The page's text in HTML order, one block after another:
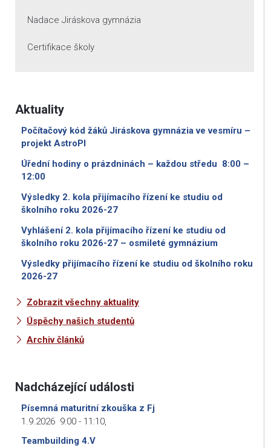
Nadace Jiráskova gymnázia
Certifikace školy
Aktuality
Počítačový kód žáků Jiráskova gymnázia ve vesmíru –
projekt AstroPI
Úřední hodiny o prázdninách – každou středu 8:00 –
12:00
Výsledky 2. kola přijímacího řízení ke studiu od
školního roku 2026-27
Vyhlášení 2. kola přijímacího řízení ke studiu od
školního roku 2026-27 – osmileté gymnázium
Výsledky přijímacího řízení ke studiu od školního roku
2026-27
Zobrazit všechny aktuality
Úspěchy našich studentů
Archiv článků
Nadcházející události
Písemná maturitní zkouška z Fj
1.9.2026 9:00 - 11:10,
Teambuilding 4.V